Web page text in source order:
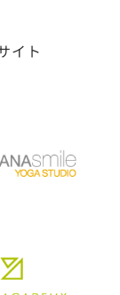
イト